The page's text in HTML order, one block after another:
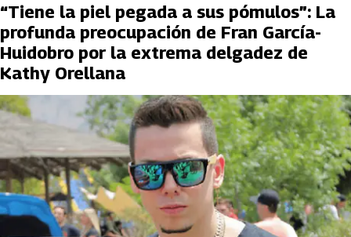
“Tiene la piel pegada a sus pómulos”: La
profunda preocupación de Fran García-
Huidobro por la extrema delgadez de
Kathy Orellana